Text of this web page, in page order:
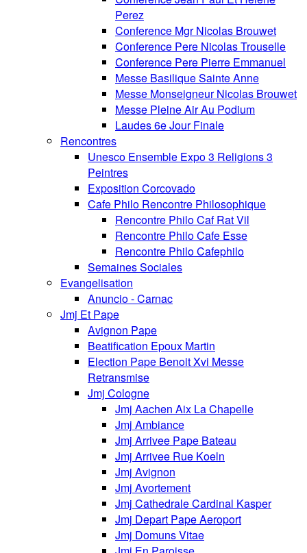
Perez
Conference Mgr Nicolas Brouwet
Conference Pere Nicolas Trouselle
Conference Pere Pierre Emmanuel
Messe Basilique Sainte Anne
Messe Monseigneur Nicolas Brouwet
Messe Pleine Air Au Podium
Laudes 6e Jour Finale
Rencontres
Unesco Ensemble Expo 3 Religions 3
Peintres
Exposition Corcovado
Cafe Philo Rencontre Philosophique
Rencontre Philo Caf Rat Vil
Rencontre Philo Cafe Esse
Rencontre Philo Cafephilo
Semaines Sociales
Evangelisation
Anuncio - Carnac
Jmj Et Pape
Avignon Pape
Beatification Epoux Martin
Election Pape Benoit Xvi Messe
Retransmise
Jmj Cologne
Jmj Aachen Aix La Chapelle
Jmj Ambiance
Jmj Arrivee Pape Bateau
Jmj Arrivee Rue Koeln
Jmj Avignon
Jmj Avortement
Jmj Cathedrale Cardinal Kasper
Jmj Depart Pape Aeroport
Jmj Domuns Vitae